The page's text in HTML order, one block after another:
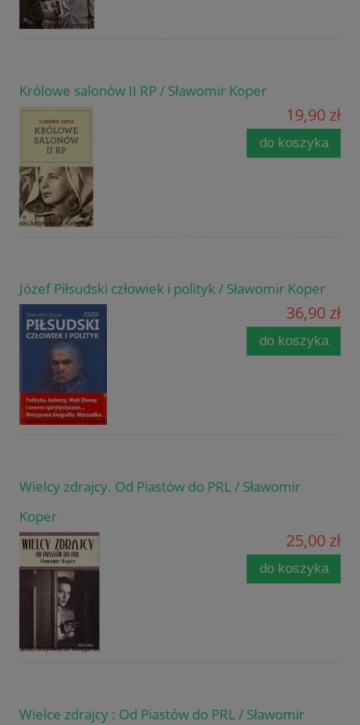
Królowe salonów II RP / Sławomir Koper
19,90 zł
do koszyka
Józef Piłsudski człowiek i polityk / Sławomir Koper
36,90 zł
do koszyka
Wielcy zdrajcy. Od Piastów do PRL / Sławomir
Koper
25,00 zł
do koszyka
Wielce zdrajcy : Od Piastów do PRL / Sławomir